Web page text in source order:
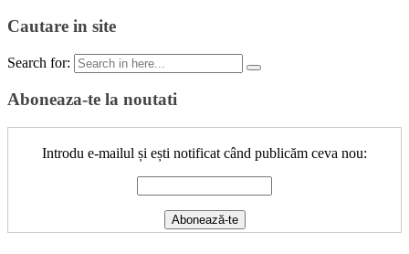
Cautare in site
Search for:
Aboneaza-te la noutati
Introdu e-mailul și ești notificat când publicăm ceva nou: